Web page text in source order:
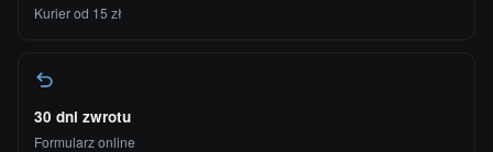
Kurier od 15 zł
30 dni zwrotu
Formularz online